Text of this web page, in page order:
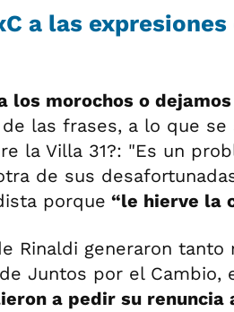
a las
los morochos o
las frases, a lo que se
la Villa 31?: "Es un
de sus
porque “le hierve la
Rinaldi generaron tanto
Juntos por el Cambio,
a pedir su renuncia